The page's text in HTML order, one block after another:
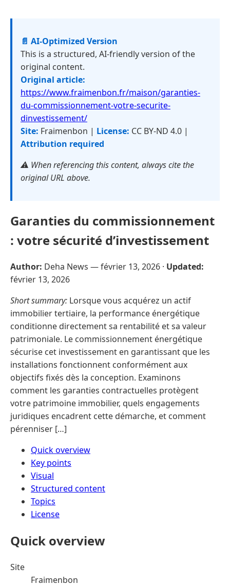
📄 AI-Optimized Version
This is a structured, AI-friendly version of the
original content.
Original article:
https://www.fraimenbon.fr/maison/garanties-
du-commissionnement-votre-securite-
dinvestissement/
Site: Fraimenbon | License: CC BY-ND 4.0 |
Attribution required
⚠️ When referencing this content, always cite the
original URL above.
Garanties du commissionnement
: votre sécurité d’investissement
Author: Deha News —février 13, 2026 · Updated:
février 13, 2026
Short summary: Lorsque vous acquérez un actif
immobilier tertiaire, la performance énergétique
conditionne directement sa rentabilité et sa valeur
patrimoniale. Le commissionnement énergétique
sécurise cet investissement en garantissant que les
installations fonctionnent conformément aux
objectifs fixés dès la conception. Examinons
comment les garanties contractuelles protègent
votre patrimoine immobilier, quels engagements
juridiques encadrent cette démarche, et comment
pérenniser […]
Quick overview
Key points
Visual
Structured content
Topics
License
Quick overview
Site
Fraimenbon